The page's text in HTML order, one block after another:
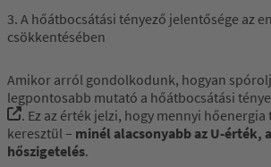
3. A hőátbocsátási tényező jelentősége az
csökkentésében
Amikor arról gondolkodunk, hogyan
legpontosabb mutató a hőátbocsátási
. Ez az érték jelzi, hogy mennyi
keresztül – minél alacsonyabb az U-érték,
hőszigetelés.